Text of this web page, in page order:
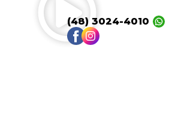
(48) 3024-4010